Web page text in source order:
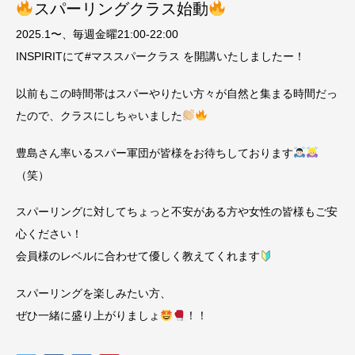
スパーリングクラス始動
2025.1〜、毎週金曜21:00-22:00
INSPIRITにて#マススパークラス を開講いたしましたー！
以前もこの時間帯はスパーやりたい方々が自然と集まる時間だっ
たので、クラスにしちゃいました
豊島さん率いるスパー軍団が皆様をお待ちしております
（笑）
スパーリングに対してちょっと不安がある方や女性の皆様もご安
心ください！
会員様のレベルに合わせて優しく教えてくれます
スパーリングを楽しみたい方、
ぜひ一緒に盛り上がりましょ
！！